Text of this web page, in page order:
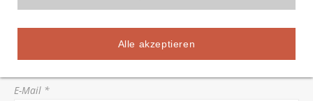
Alle akzeptieren
E-Mail *